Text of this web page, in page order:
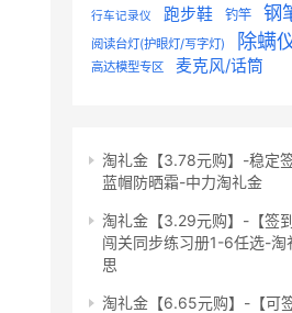
行车记录仪 跑步鞋 钓竿 钢
阅读台灯(护眼灯/写字灯) 除螨
高达模型专区 麦克风/话筒
淘礼金【3.78元购】-稳定
蓝帽防晒霜-中力淘礼金
淘礼金【3.29元购】-【签
闯关同步练习册1-6任选-淘
思
淘礼金【6.65元购】-【可